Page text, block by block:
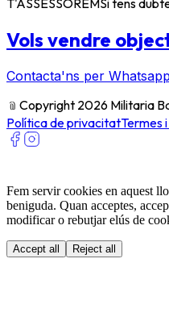
Vols vendre
Contacta'ns per
﹫ Copyright 2026 Militaria
Política de privacitatTermes
Fem servir cookies en aquest
beniguda. Quan acceptes,
modificar o rebutjar elús de
Accept all Reject all